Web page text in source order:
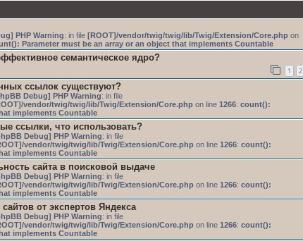
PHP Warning: in file [ROOT]/vendor/twig/twig/lib/Twig/Extension/Core.phpon
Parameter must be an array or an object that implements Countable
семантическое ядро?
1 2
ссылок существуют?
Debug] PHP Warning: in file
vendor/twig/twig/lib/Twig/Extension/Core.phpon line 1266: count():
implements Countable
ссылки, что использовать?
Debug] PHP Warning: in file
vendor/twig/twig/lib/Twig/Extension/Core.phpon line 1266: count():
implements Countable
сайта в поисковой выдаче
Debug] PHP Warning: in file
vendor/twig/twig/lib/Twig/Extension/Core.phpon line 1266: count():
implements Countable
от экспертов Яндекса
Debug] PHP Warning: in file
vendor/twig/twig/lib/Twig/Extension/Core.phpon line 1266: count():
implements Countable